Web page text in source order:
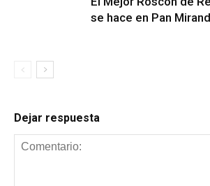
se hace en Pan
Dejar respuesta